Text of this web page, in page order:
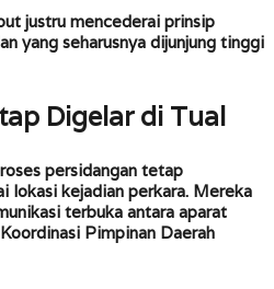
justru mencederai prinsip
yang seharusnya dijunjung tinggi
Digelar di Tual
persidangan tetap
lokasi kejadian perkara. Mereka
terbuka antara aparat
Pimpinan Daerah